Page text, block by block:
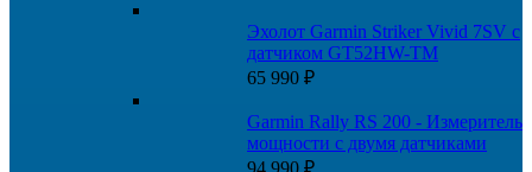
составляла
93
79
900 ₽.
Эхолот Garmin Striker Vivid 7SV с
датчиком GT52HW-TM
65 990 ₽
Garmin Rally RS 200 - Измеритель
мощности с двумя датчиками